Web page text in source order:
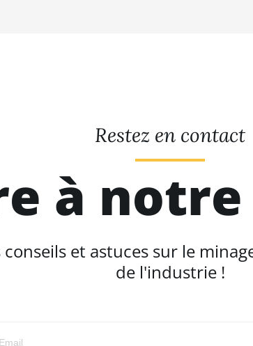
Restez en contact
à
et astuces sur le
de l'industrie !